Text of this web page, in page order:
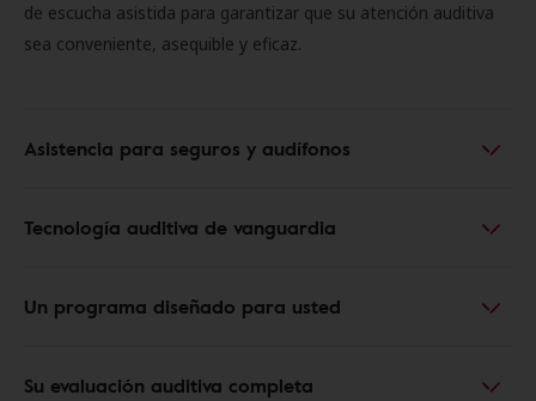
de escucha asistida para garantizar que su atención auditiva
sea conveniente, asequible y eficaz.
Asistencia para seguros y audífonos
Tecnología auditiva de vanguardia
Un programa diseñado para usted
Su evaluación auditiva completa